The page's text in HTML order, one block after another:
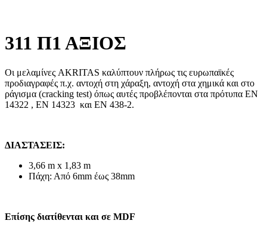
311 Π1 ΑΞΙΟΣ
Οι μελαμίνες AKRITAS καλύπτουν πλήρως τις ευρωπαϊκές
προδιαγραφές π.χ. αντοχή στη χάραξη, αντοχή στα χημικά και στο
ράγισμα (cracking test) όπως αυτές προβλέπονται στα πρότυπα ΕΝ
14322 , EN 14323 και ΕΝ 438-2.
ΔΙΑΣΤΑΣΕΙΣ:
3,66 m x 1,83 m
Πάχη: Από 6mm έως 38mm
Επίσης διατίθενται και σε MDF